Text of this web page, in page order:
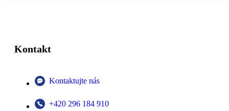
Kontakt
Kontaktujte nás
+420 296 184 910